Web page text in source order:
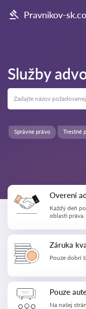
Pravnikov-
Služby
Správne právo Trestné
Overení
Každý deň
oblasti práva.
Záruka
Pouze dobrí
Pouze
Na našej